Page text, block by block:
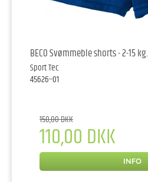
BECO Svømmeble shorts - 2-15 kg.
Sport Tec
45626--01
150,00 DKK
110,00 DKK
INFO